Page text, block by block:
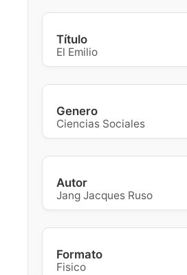
Título
El Emilio
Genero
Ciencias Sociales
Autor
Jang Jacques Ruso
Formato
Fisico